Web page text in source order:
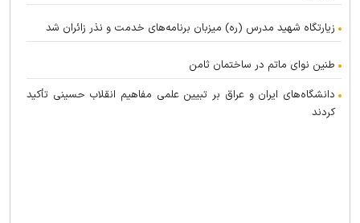
زیارتگاه شهید مدرس (ره) میزبان برنامه‌های خدمت و نذر زائران شد
طنین نوای ماتم در ساختمان ثامن
دانشگاه‌های ایران و عراق بر تبیین علمی مفاهیم انقلاب حسینی تأکید
کردند